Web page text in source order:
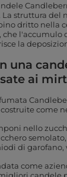
struttura del
dritto nella
l'accumulo
la
una
ai
come
nello
di garofano,
come